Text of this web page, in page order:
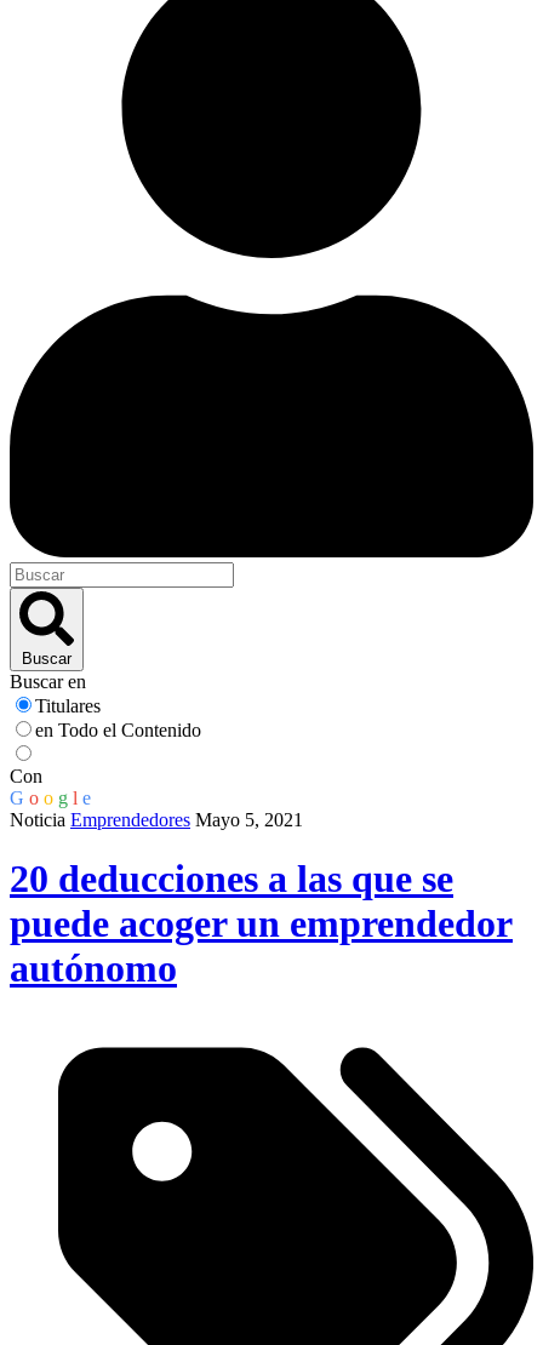
Buscar
Buscar en
Titulares
en Todo el Contenido
Con
G o o g l e
Noticia Emprendedores Mayo 5, 2021
20 deducciones a las que se
puede acoger un emprendedor
autónomo